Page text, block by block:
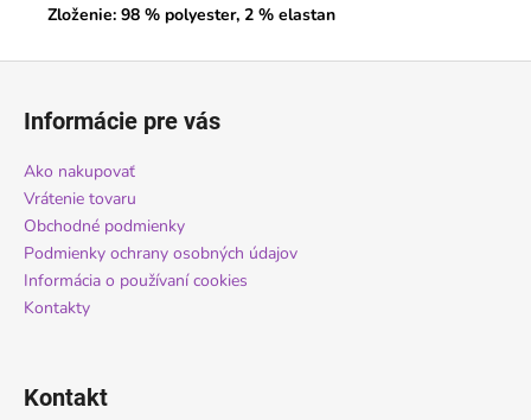
Zloženie: 98 % polyester, 2 % elastan
Informácie pre vás
Ako nakupovať
Vrátenie tovaru
Obchodné podmienky
Podmienky ochrany osobných údajov
Informácia o používaní cookies
Kontakty
Kontakt